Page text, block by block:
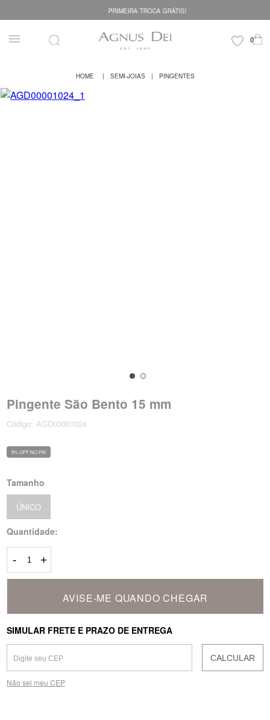
PRIMEIRA TROCA GRÁTIS!
SEMI-JOIAS PINGENTES
Pingente São Bento 15 mm
Código: AGD00001024
5% OFF NO PIX
Tamanho
ÚNICO
Quantidade:
- +
AVISE-ME QUANDO CHEGAR
SIMULAR FRETE E PRAZO DE ENTREGA
CALCULAR
Não sei meu CEP